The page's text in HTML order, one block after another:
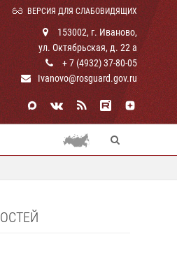
ВЕРСИЯ ДЛЯ СЛАБОВИДЯЩИХ
153002, г. Иваново,
ул. Октябрьская, д. 22 а
+ 7 (4932) 37-80-05
Ivanovo@rosguard.gov.ru